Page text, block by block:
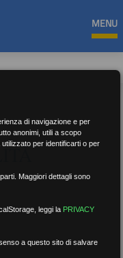
MENU
di navigazione e per
anonimi, utili a scopo
per identificarti o per
Maggiori dettagli sono
leggi la PRIVACY
a questo sito di salvare